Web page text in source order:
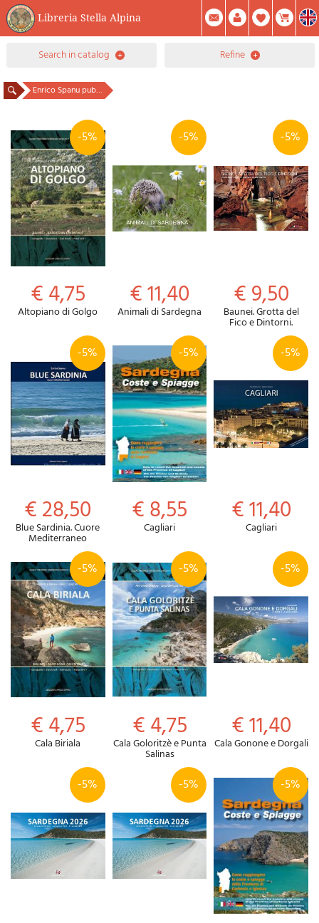
Libreria Stella Alpina
0Item(s) In Your Cart
Summary
Facebook
search in catalog refine
Enrico Spanu publisher
-5%
€ 4,75
Altopiano di Golgo
-5%
€ 11,40
Animali di Sardegna
-5%
€ 9,50
Baunei. Grotta del
Fico e Dintorni.
-5%
€ 28,50
Blue Sardinia. Cuore
Mediterraneo
-5%
€ 8,55
Cagliari
-5%
€ 11,40
Cagliari
-5%
€ 4,75
Cala Biriala
-5%
€ 4,75
Cala Goloritzè e Punta
Salinas
-5%
€ 11,40
Cala Gonone e Dorgali
-5% -5% -5%